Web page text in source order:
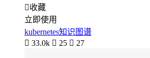
收藏
立即使用
kubernetes知识图谱
 33.0k  25  27